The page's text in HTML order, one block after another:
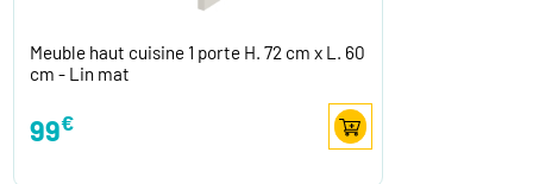
Meuble haut cuisine 1 porte H. 72 cm x L. 60
cm - Lin mat
99€